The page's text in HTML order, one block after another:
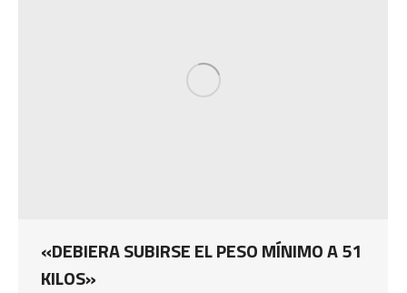
«DEBIERA SUBIRSE EL PESO MÍNIMO A 51
KILOS»